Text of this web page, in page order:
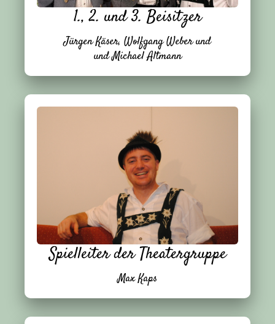
1., 2. und 3. Beisitzer
Jürgen Käser, Wolfgang Weber und
und Michael Altmann
Spielleiter der Theatergruppe
Max Kaps